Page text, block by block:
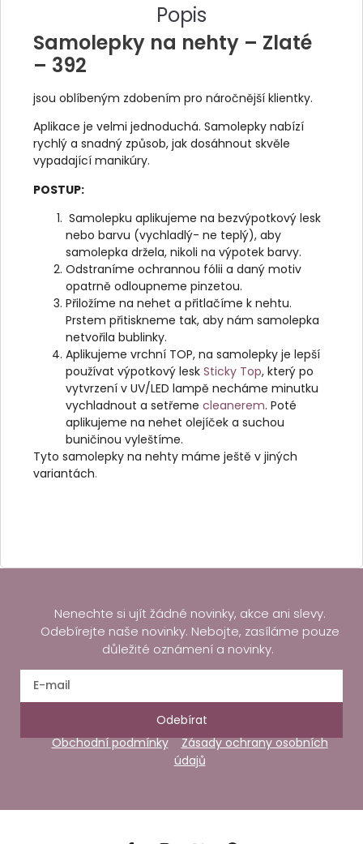
Popis
Samolepky na nehty – Zlaté
– 392
jsou oblíbeným zdobením pro náročnější klientky.
Aplikace je velmi jednoduchá. Samolepky nabízí
rychlý a snadný způsob, jak dosáhnout skvěle
vypadající manikúry.
POSTUP:
Samolepku aplikujeme na bezvýpotkový lesk
nebo barvu (vychladlý- ne teplý), aby
samolepka držela, nikoli na výpotek barvy.
Odstraníme ochrannou fólii a daný motiv
opatrně odloupneme pinzetou.
Přiložíme na nehet a přitlačíme k nehtu.
Prstem přitiskneme tak, aby nám samolepka
netvořila bublinky.
Aplikujeme vrchní TOP, na samolepky je lepší
používat výpotkový lesk Sticky Top, který po
vytvrzení v UV/LED lampě necháme minutku
vychladnout a setřeme cleanerem. Poté
aplikujeme na nehet olejíček a suchou
buničinou vyleštíme.
Tyto samolepky na nehty máme ještě v jiných
variantách.
Nenechte si ujít žádné novinky, akce ani slevy.
Odebírejte naše novinky. Nebojte, zasíláme pouze
důležité oznámení a novinky.
Odebírat
Obchodní podmínky
Zásady ochrany osobních
údajů